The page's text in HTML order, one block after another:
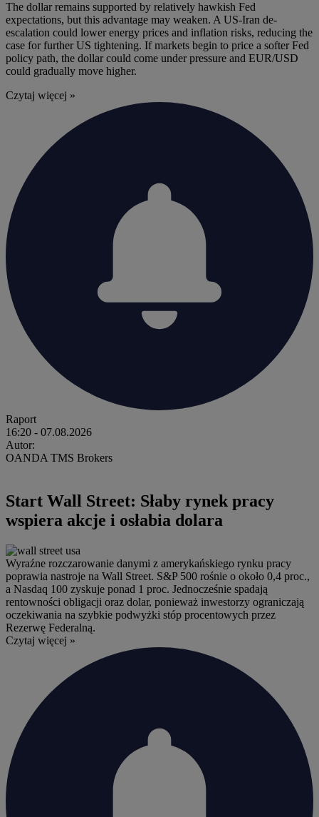
The dollar remains supported by relatively hawkish Fed
expectations, but this advantage may weaken. A US-Iran de-
escalation could lower energy prices and inflation risks, reducing the
case for further US tightening. If markets begin to price a softer Fed
policy path, the dollar could come under pressure and EUR/USD
could gradually move higher.
Czytaj więcej »
Raport
16:20 - 07.08.2026
Autor:
OANDA TMS Brokers
Start Wall Street: Słaby rynek pracy
wspiera akcje i osłabia dolara
Wyraźne rozczarowanie danymi z amerykańskiego rynku pracy
poprawia nastroje na Wall Street. S&P 500 rośnie o około 0,4 proc.,
a Nasdaq 100 zyskuje ponad 1 proc. Jednocześnie spadają
rentowności obligacji oraz dolar, ponieważ inwestorzy ograniczają
oczekiwania na szybkie podwyżki stóp procentowych przez
Rezerwę Federalną.
Czytaj więcej »